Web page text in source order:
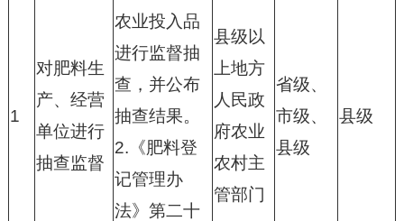
1
对肥料生
产、经营
单位进行
抽查监督
农业投入品
进行监督抽
查，并公布
抽查结果。
2.《肥料登
记管理办
法》第二十
县级以
上地方
人民政
府农业
农村主
管部门
省级、
市级、
县级
县级